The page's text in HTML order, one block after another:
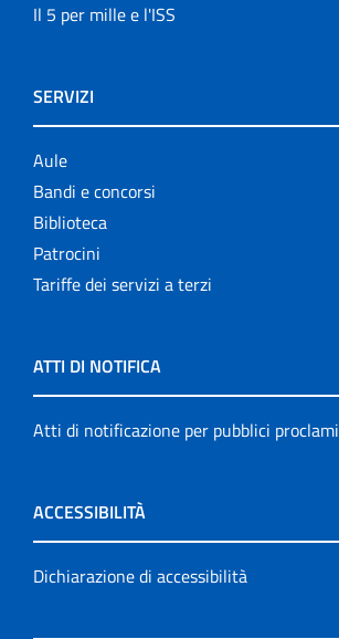
Il 5 per mille e l'ISS
SERVIZI
Aule
Bandi e concorsi
Biblioteca
Patrocini
Tariffe dei servizi a terzi
ATTI DI NOTIFICA
Atti di notificazione per pubblici proclami
ACCESSIBILITÀ
Dichiarazione di accessibilità